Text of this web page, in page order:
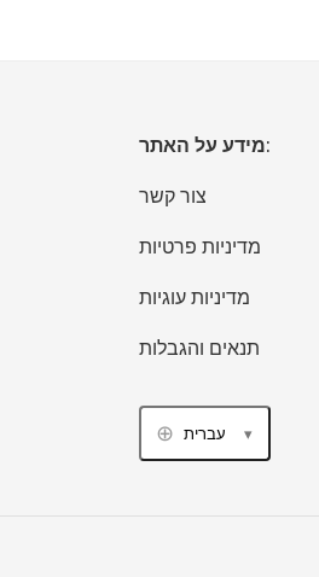
מידע על האתר:
צור קשר
מדיניות פרטיות
מדיניות עוגיות
תנאים והגבלות
עברית